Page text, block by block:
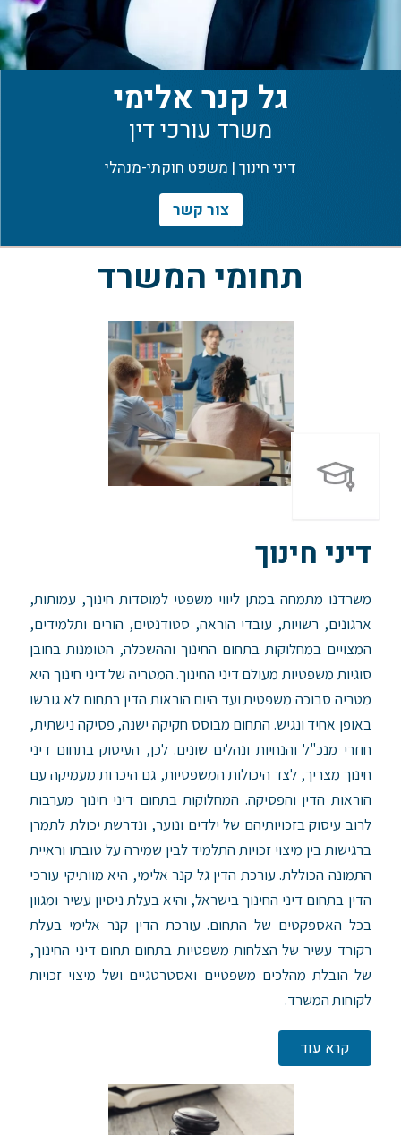
גל קנר אלימי
משרד עורכי דין
דיני חינוך | משפט חוקתי-מנהלי
צור קשר
תחומי המשרד
דיני חינוך
משרדנו מתמחה במתן ליווי משפטי למוסדות חינוך, עמותות,
ארגונים, רשויות, עובדי הוראה, סטודנטים, הורים ותלמידים,
המצויים במחלוקות בתחום החינוך וההשכלה, הטומנות בחובן
סוגיות משפטיות מעולם דיני החינוך.המטריה של דיני חינוך היא
מטריה סבוכה משפטית ועד היום הוראות הדין בתחום לא גובשו
באופן אחיד ונגיש. התחום מבוסס חקיקה ישנה, פסיקה נישתית,
חוזרי מנכ"ל והנחיות ונהלים שונים. לכן, העיסוק בתחום דיני
חינוך מצריך, לצד היכולות המשפטיות, גם היכרות מעמיקה עם
הוראות הדין והפסיקה. המחלוקות בתחום דיני חינוך מערבות
לרוב עיסוק בזכויותיהם של ילדים ונוער, ונדרשת יכולת לתמרן
ברגישות בין מיצוי זכויות התלמיד לבין שמירה על טובתו וראיית
התמונה הכוללת. עורכת הדין גל קנר אלימי, היא מוותיקי עורכי
הדין בתחום דיני החינוך בישראל, והיא בעלת ניסיון עשיר ומגוון
בכל האספקטים של התחום. עורכת הדין קנר אלימי בעלת
רקורד עשיר של הצלחות משפטיות בתחום תחום דיני החינוך,
של הובלת מהלכים משפטיים ואסטרטגיים ושל מיצוי זכויות
לקוחות המשרד.
קרא עוד